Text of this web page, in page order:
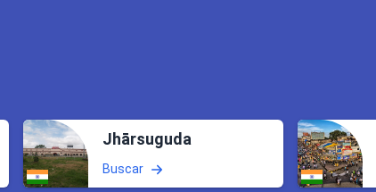
Jhārsuguda
Buscar